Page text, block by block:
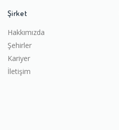
Şirket
Hakkımızda
Şehirler
Kariyer
İletişim